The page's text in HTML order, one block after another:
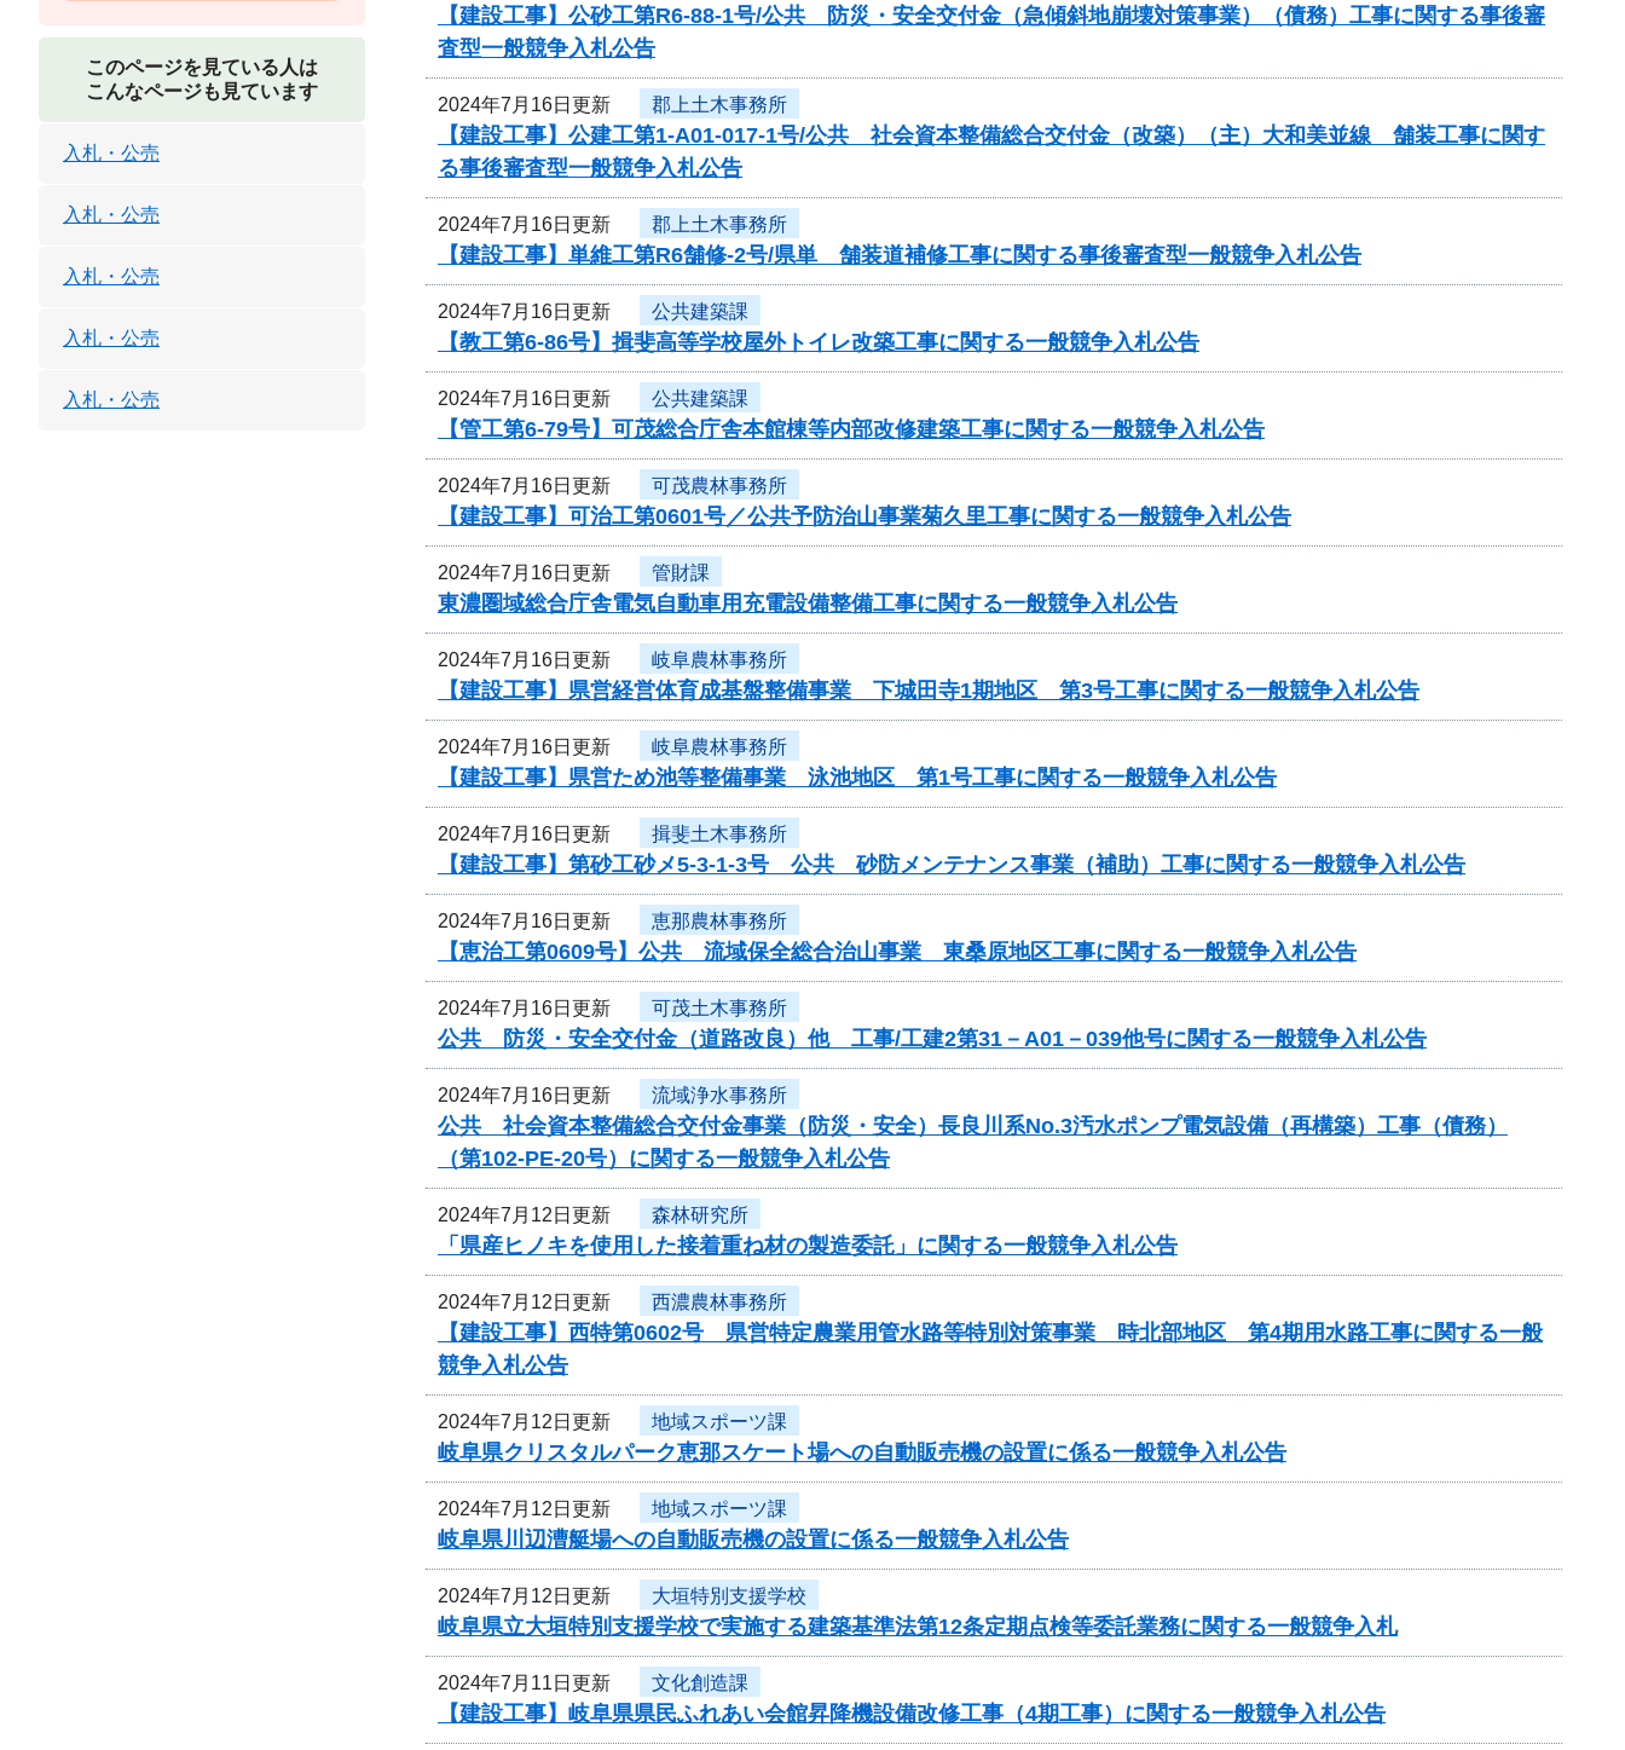
【建設工事】公砂工第R6-88-1号/公共 防災・安全交付金（急傾斜地崩壊対策事業）（債務）工事に関する事後審
査型一般競争入札公告
2024年7月16日更新 郡上土木事務所
【建設工事】公建工第1-A01-017-1号/公共 社会資本整備総合交付金（改築）（主）大和美並線 舗装工事に関す
る事後審査型一般競争入札公告
2024年7月16日更新 郡上土木事務所
【建設工事】単維工第R6舗修-2号/県単 舗装道補修工事に関する事後審査型一般競争入札公告
2024年7月16日更新 公共建築課
【教工第6-86号】揖斐高等学校屋外トイレ改築工事に関する一般競争入札公告
2024年7月16日更新 公共建築課
【管工第6-79号】可茂総合庁舎本館棟等内部改修建築工事に関する一般競争入札公告
2024年7月16日更新 可茂農林事務所
【建設工事】可治工第0601号／公共予防治山事業菊久里工事に関する一般競争入札公告
2024年7月16日更新 管財課
東濃圏域総合庁舎電気自動車用充電設備整備工事に関する一般競争入札公告
2024年7月16日更新 岐阜農林事務所
【建設工事】県営経営体育成基盤整備事業 下城田寺1期地区 第3号工事に関する一般競争入札公告
2024年7月16日更新 岐阜農林事務所
【建設工事】県営ため池等整備事業 泳池地区 第1号工事に関する一般競争入札公告
2024年7月16日更新 揖斐土木事務所
【建設工事】第砂工砂メ5-3-1-3号 公共 砂防メンテナンス事業（補助）工事に関する一般競争入札公告
2024年7月16日更新 恵那農林事務所
【恵治工第0609号】公共 流域保全総合治山事業 東桑原地区工事に関する一般競争入札公告
2024年7月16日更新 可茂土木事務所
公共 防災・安全交付金（道路改良）他 工事/工建2第31－A01－039他号に関する一般競争入札公告
2024年7月16日更新 流域浄水事務所
公共 社会資本整備総合交付金事業（防災・安全）長良川系No.3汚水ポンプ電気設備（再構築）工事（債務）
（第102-PE-20号）に関する一般競争入札公告
2024年7月12日更新 森林研究所
「県産ヒノキを使用した接着重ね材の製造委託」に関する一般競争入札公告
2024年7月12日更新 西濃農林事務所
【建設工事】西特第0602号 県営特定農業用管水路等特別対策事業 時北部地区 第4期用水路工事に関する一般
競争入札公告
2024年7月12日更新 地域スポーツ課
岐阜県クリスタルパーク恵那スケート場への自動販売機の設置に係る一般競争入札公告
2024年7月12日更新 地域スポーツ課
岐阜県川辺漕艇場への自動販売機の設置に係る一般競争入札公告
2024年7月12日更新 大垣特別支援学校
岐阜県立大垣特別支援学校で実施する建築基準法第12条定期点検等委託業務に関する一般競争入札
2024年7月11日更新 文化創造課
【建設工事】岐阜県県民ふれあい会館昇降機設備改修工事（4期工事）に関する一般競争入札公告
このページを見ている人は
こんなページも見ています
入札・公売
入札・公売
入札・公売
入札・公売
入札・公売